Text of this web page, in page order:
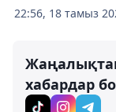
22:56, 18 тамыз
хабардар